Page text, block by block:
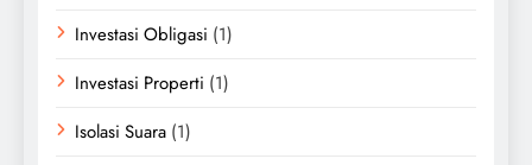
Investasi Obligasi (1)
Investasi Properti (1)
Isolasi Suara (1)